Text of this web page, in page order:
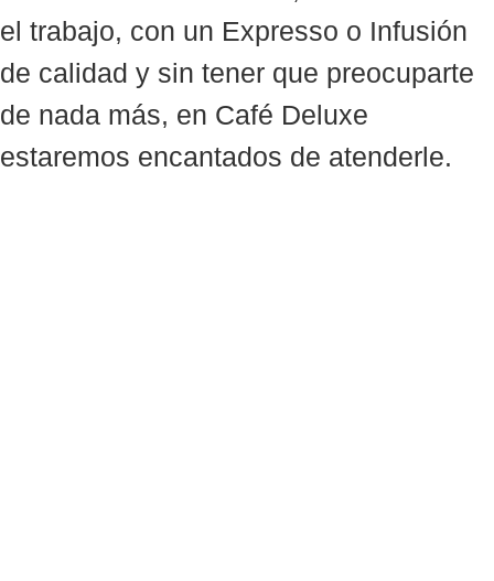
el trabajo, con un Expresso o Infusión
de calidad y sin tener que preocuparte
de nada más, en Café Deluxe
estaremos encantados de atenderle.